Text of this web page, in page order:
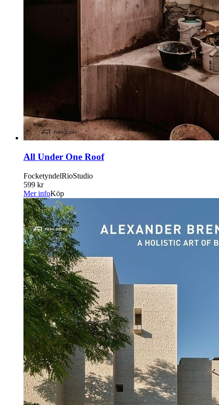
All Under One Roof
FocketyndelRioStudio
599 kr
Mer infoKöp